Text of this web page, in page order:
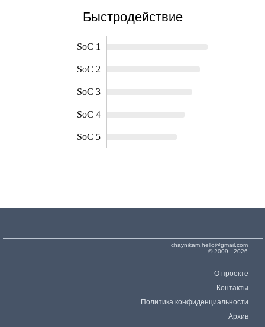
Быстродействие
SoC 1
SoC 2
SoC 3
SoC 4
SoC 5
chaynikam.hello@gmail.com
© 2009 - 2026
О проекте
Контакты
Политика конфиденциальности
Архив